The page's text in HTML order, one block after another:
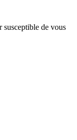
de vous